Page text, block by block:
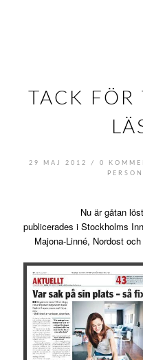
TACK
29 MAJ 2012 / 0
Nu är gåtan
publicerades i Stockholms
Majona-Linné, Nordost